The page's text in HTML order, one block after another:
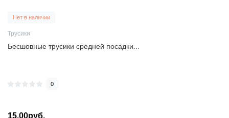
Нет в наличии
Трусики
Бесшовные трусики средней посадки...
0
15.00руб.